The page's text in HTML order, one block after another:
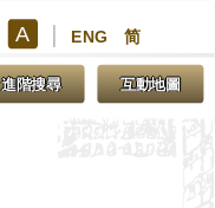
A ENG 简
進階搜尋 互動地圖